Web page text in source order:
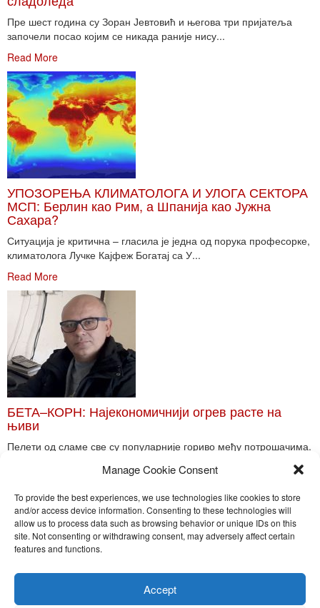
Manage Cookie Consent
To provide the best experiences, we use technologies like cookies to store
and/or access device information. Consenting to these technologies will
allow us to process data such as browsing behavior or unique IDs on this
site. Not consenting or withdrawing consent, may adversely affect certain
features and functions.
Accept
Пре шест година су Зоран Јевтовић и његова три пријатеља
започели посао којим се никада раније нису...
Read More
УПОЗОРЕЊА КЛИМАТОЛОГА И УЛОГА СЕКТОРА
МСП: Берлин као Рим, а Шпанија као Јужна
Сахара?
Ситуација је критична – гласила је једна од порука професорке,
климатолога Лучке Кајфеж Богатај са У...
Read More
БЕТА–КОРН: Најекономичнији огрев расте на
њиви
Пелети од сламе све су популарније гориво међу потрошачима.
Toggle
Nira Press d.o.o.
Sadržaj ovog sajta je zakonom zaštićena intelektualna svojina